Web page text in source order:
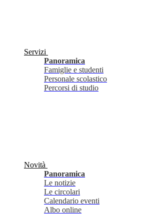
Servizi
Panoramica
Famiglie e studenti
Personale scolastico
Percorsi di studio
Novità
Panoramica
Le notizie
Le circolari
Calendario eventi
Albo online